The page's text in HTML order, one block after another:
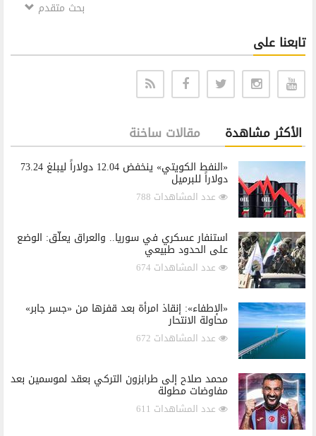
بحث متقدم
تابعنا على
الأكثر مشاهدة مقالات ساخنة
«النفط الكويتي» ينخفض 12.04 دولاراً ليبلغ 73.24
دولاراً للبرميل
عدد المشاهدات 788
استنفار عسكري في سوريا.. والعراق يعلّق: الوضع
على الحدود طبيعي
عدد المشاهدات 674
«الإطفاء»: إنقاذ امرأة بعد قفزها من «جسر جابر»
محاولة الانتحار
عدد المشاهدات 672
محمد صلاح إلى طرابزون التركي بعقد لموسمين بعد
مفاوضات مطولة
عدد المشاهدات 611